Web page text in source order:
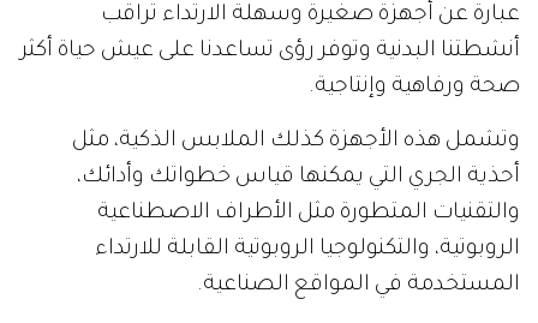
عبارة عن أجهزة صغيرة وسهلة الارتداء تراقب
أنشطتنا البدنية وتوفر رؤى تساعدنا على عيش حياة أكثر
صحة ورفاهية وإنتاجية.
وتشمل هذه الأجهزة كذلك الملابس الذكية، مثل
أحذية الجري التي يمكنها قياس خطواتك وأدائك،
والتقنيات المتطورة مثل الأطراف الاصطناعية
الروبوتية، والتكنولوجيا الروبوتية القابلة للارتداء
المستخدمة في المواقع الصناعية.